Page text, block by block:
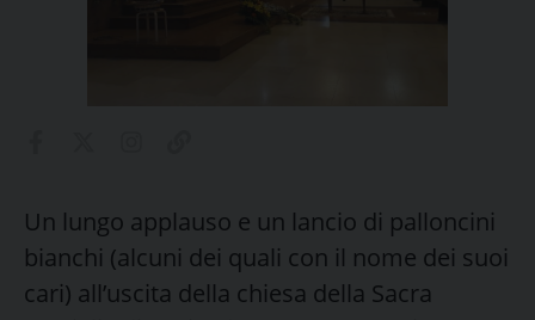
Un lungo applauso e un lancio di palloncini
bianchi (alcuni dei quali con il nome dei suoi
cari) all’uscita della chiesa della Sacra